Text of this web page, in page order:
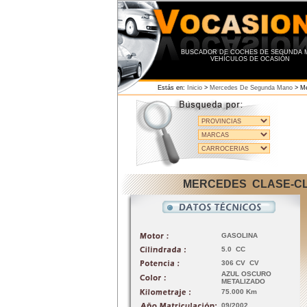
BUSCADOR DE COCHES DE SEGUNDA
VEHÍCULOS DE OCASIÓN
Estás en: Inicio > Mercedes De Segunda Mano >
MERCEDES CLASE-
GASOLINA
5.0 CC
306 CV CV
AZUL OSCURO
METALIZADO
75.000 Km
09/2002